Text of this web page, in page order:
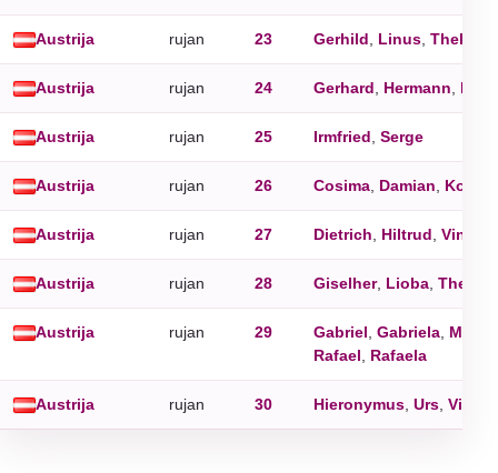
Austrija rujan 23 Gerhild Linus Thekla
Austrija rujan 24 Gerhard Hermann
Austrija rujan 25 Irmfried Serge
Austrija rujan 26 Cosima Damian
Austrija rujan 27 Dietrich Hiltrud
Austrija rujan 28 Giselher, Lioba Thekla
Austrija rujan 29 Gabriel Gabriela
Rafael
Rafaela
Austrija rujan 30 Hieronymus Urs Victor